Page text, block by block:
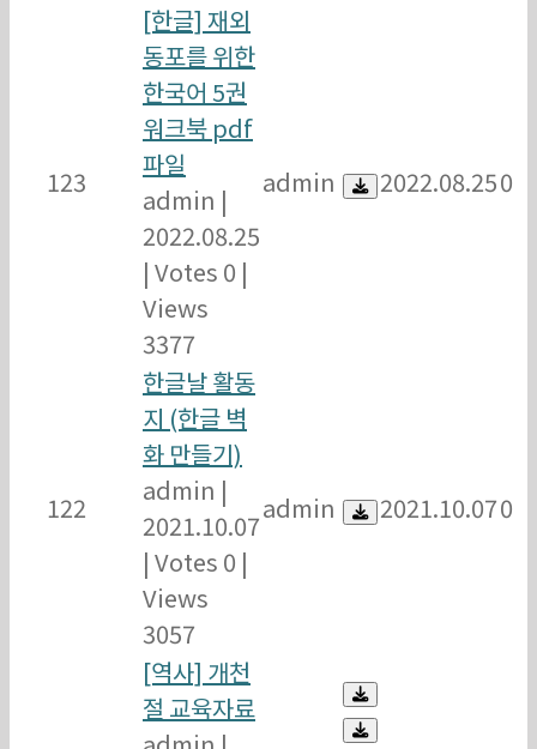
123
[한글] 재외
동포를 위한
한국어 5권
워크북 pdf
파일
admin |
2022.08.25
| Votes 0 |
Views
3377
admin 2022.08.250
122
한글날 활동
지 (한글 벽
화 만들기)
admin |
2021.10.07
| Votes 0 |
Views
3057
admin 2021.10.070
[역사] 개천
절 교육자료